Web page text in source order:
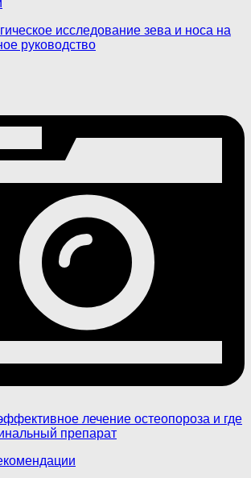
исследование зева и носа на
руководство